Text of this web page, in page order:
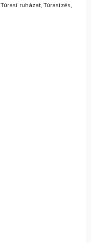
Túrasí ruházat, Túrasízés,